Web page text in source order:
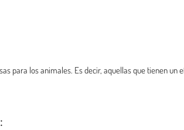
para los animales. Es decir, aquellas que tienen